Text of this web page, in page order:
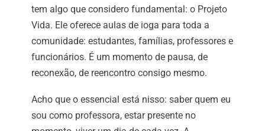
tem algo que considero fundamental: o Projeto
Vida. Ele oferece aulas de ioga para toda a
comunidade: estudantes, famílias, professores e
funcionários. É um momento de pausa, de
reconexão, de reencontro consigo mesmo.
Acho que o essencial está nisso: saber quem eu
sou como professora, estar presente no